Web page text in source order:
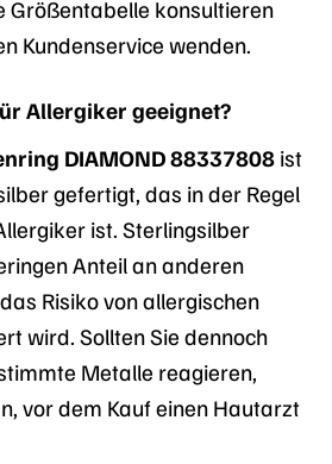
Größentabelle konsultieren
Kundenservice wenden.
Allergiker geeignet?
DIAMOND 88337808 ist
gefertigt, das in der Regel
ist. Sterlingsilber
Anteil an anderen
Risiko von allergischen
wird. Sollten Sie dennoch
Metalle reagieren,
vor dem Kauf einen Hautarzt